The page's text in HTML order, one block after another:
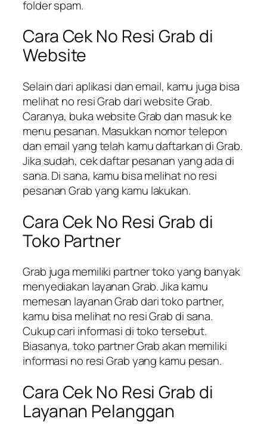
folder spam.
Cara Cek No Resi Grab di
Website
Selain dari aplikasi dan email, kamu juga bisa
melihat no resi Grab dari website Grab.
Caranya, buka website Grab dan masuk ke
menu pesanan. Masukkan nomor telepon
dan email yang telah kamu daftarkan di Grab.
Jika sudah, cek daftar pesanan yang ada di
sana. Di sana, kamu bisa melihat no resi
pesanan Grab yang kamu lakukan.
Cara Cek No Resi Grab di
Toko Partner
Grab juga memiliki partner toko yang banyak
menyediakan layanan Grab. Jika kamu
memesan layanan Grab dari toko partner,
kamu bisa melihat no resi Grab di sana.
Cukup cari informasi di toko tersebut.
Biasanya, toko partner Grab akan memiliki
informasi no resi Grab yang kamu pesan.
Cara Cek No Resi Grab di
Layanan Pelanggan